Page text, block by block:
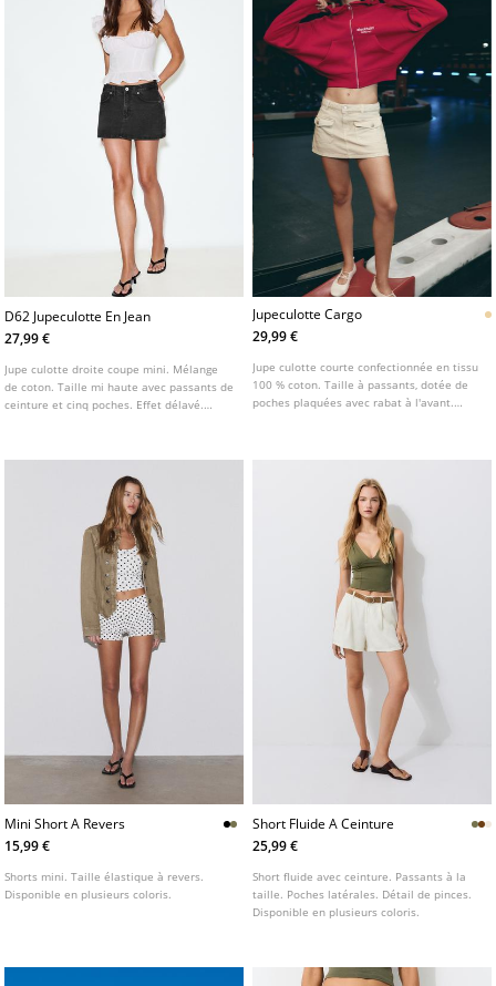
D62 Jupeculotte En Jean
27,99 €
Jupe culotte droite coupe mini. Mélange
de coton. Taille mi haute avec passants de
ceinture et cinq poches. Effet délavé.
Jupeculotte Cargo
29,99 €
Jupe culotte courte confectionnée en tissu
100 % coton. Taille à passants, dotée de
poches plaquées avec rabat à l'avant.
Mini Short A Revers
15,99 €
Shorts mini. Taille élastique à revers.
Disponible en plusieurs coloris.
Short Fluide A Ceinture
25,99 €
Short fluide avec ceinture. Passants à la
taille. Poches latérales. Détail de pinces.
Disponible en plusieurs coloris.